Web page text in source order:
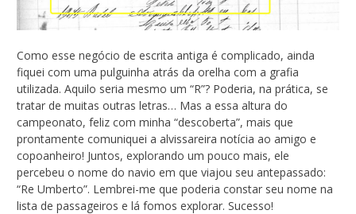
Como esse negócio de escrita antiga é complicado, ainda
fiquei com uma pulguinha atrás da orelha com a grafia
utilizada. Aquilo seria mesmo um “R”? Poderia, na prática, se
tratar de muitas outras letras… Mas a essa altura do
campeonato, feliz com minha “descoberta”, mais que
prontamente comuniquei a alvissareira notícia ao amigo e
copoanheiro! Juntos, explorando um pouco mais, ele
percebeu o nome do navio em que viajou seu antepassado:
“Re Umberto”. Lembrei-me que poderia constar seu nome na
lista de passageiros e lá fomos explorar. Sucesso!